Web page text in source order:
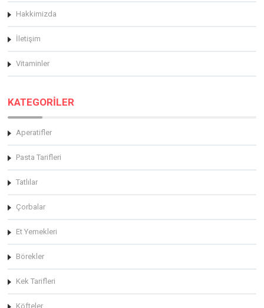
Hakkimizda
İletişim
Vitaminler
KATEGORİLER
Aperatifler
Pasta Tarifleri
Tatlılar
Çorbalar
Et Yemekleri
Börekler
Kek Tarifleri
Köfteler